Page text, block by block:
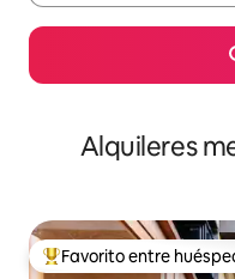
Alquileres
Favorito entre
Favorito entre